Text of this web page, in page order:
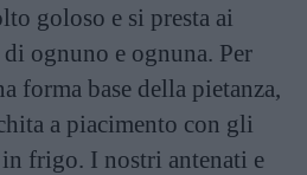
goloso e si presta ai
ognuno e ognuna. Per
forma base della pietanza,
a piacimento con gli
frigo. I nostri antenati e